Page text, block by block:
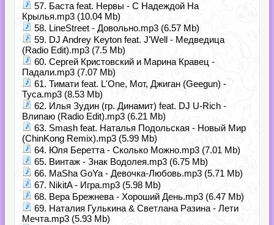
57. Баста feat. Нервы - С Надеждой На
Крылья.mp3 (10.04 Mb)
58. LineStreet - Довольно.mp3 (6.57 Mb)
59. DJ Andrey Keyton feat. J'Well - Медведица
(Radio Edit).mp3 (7.5 Mb)
60. Сергей Кристовский и Марина Кравец -
Падали.mp3 (7.07 Mb)
61. Тимати feat. L'One, Мот, Джиган (Geegun) -
Туса.mp3 (8.53 Mb)
62. Илья Зудин (гр. Динамит) feat. DJ U-Rich -
Влипаю (Radio Edit).mp3 (6.21 Mb)
63. Smash feat. Наталья Подольская - Новый Мир
(ChinKong Remix).mp3 (5.99 Mb)
64. Юля Беретта - Сколько Можно.mp3 (7.01 Mb)
65. Винтаж - Знак Водолея.mp3 (6.75 Mb)
66. MaSha GoYa - Девочка-Любовь.mp3 (5.71 Mb)
67. NikitA - Игра.mp3 (5.98 Mb)
68. Вера Брежнева - Хороший День.mp3 (6.47 Mb)
69. Наталия Гулькина & Светлана Разина - Лети
Мечта.mp3 (5.93 Mb)